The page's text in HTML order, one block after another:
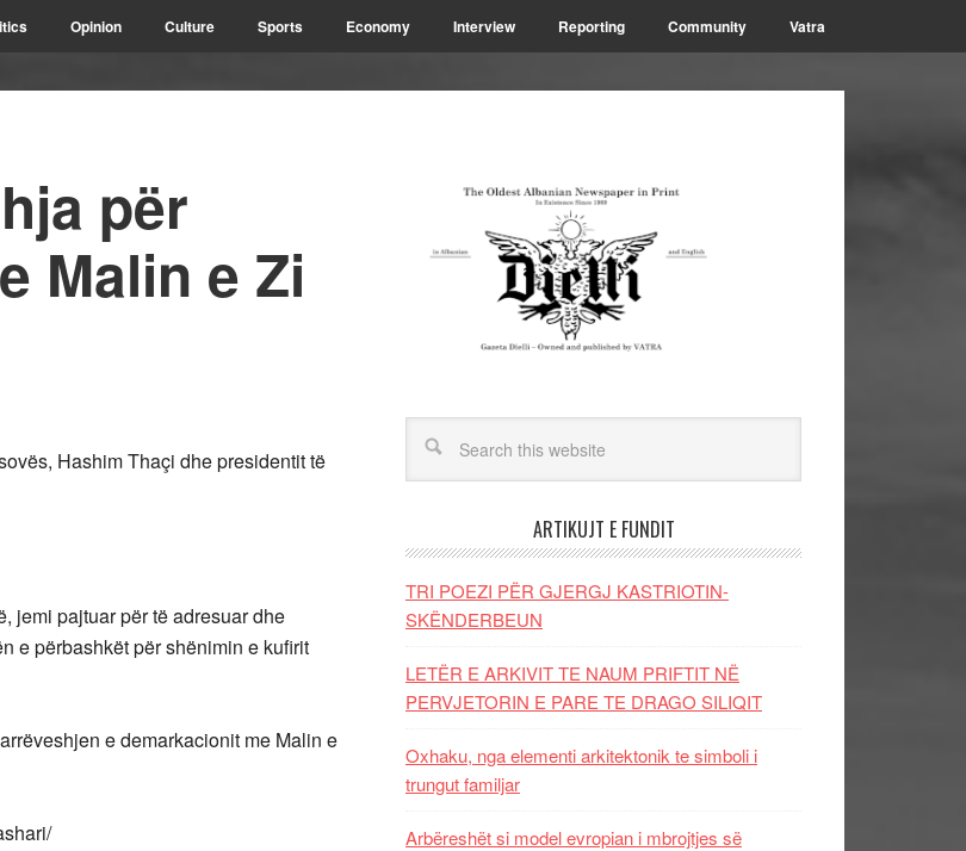
Opinion Culture Sports Economy Interview Reporting Community Vatra
për
Malin e Zi
Hashim Thaçi dhe presidentit të
jemi pajtuar për të adresuar dhe
e përbashkët për shënimin e kufirit
e demarkacionit me Malin e
ARTIKUJT E FUNDIT
TRI POEZI PËR GJERGJ KASTRIOTIN-
SKËNDERBEUN
LETËR E ARKIVIT TE NAUM PRIFTIT NË
PERVJETORIN E PARE TE DRAGO SILIQIT
Oxhaku, nga elementi arkitektonik te simboli i
trungut familjar
Arbëreshët si model evropian i mbrojtjes së